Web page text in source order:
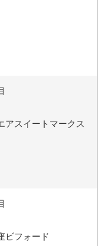
アスイートマークス
ビフォード